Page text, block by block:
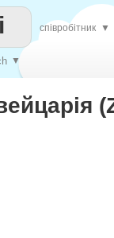
▼
співробітник ▼